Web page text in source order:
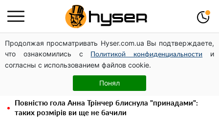
Продолжая просматривать Hyser.com.ua Вы подтверждаете,
что ознакомились с
Политикой конфиденциальности
и
согласны с использованием файлов cookie.
Понял
Павло Прудніков та його дивовижна кар'єра від актора
у російському театрі до номінанта у керівники
Федерації профспілок
Олена Тополя злив відео – це далеко не все: фронтмен
"Антитіла" Тарас Тополя став наступним
Повністю гола Анна Трінчер блиснула "принадами":
таких розмірів ви ще не бачили